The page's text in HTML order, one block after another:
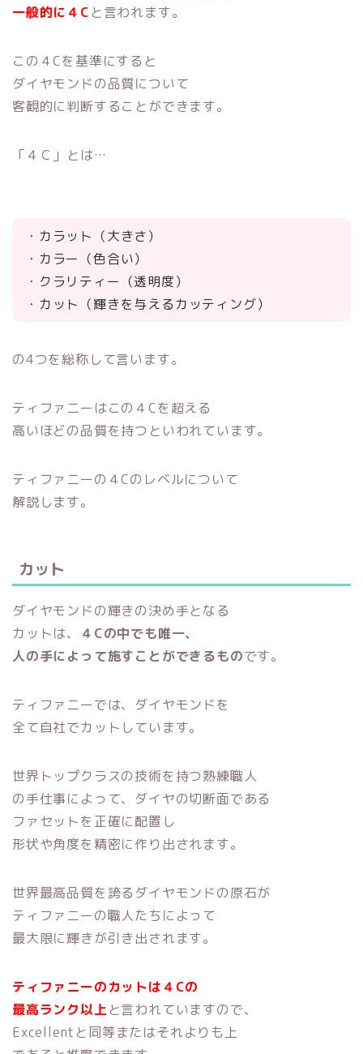
一般的に４C と言われます。
この４Cを基準にすると
ダイヤモンドの品質について
客観的に判断することができます。
「４Ｃ」とは…
・カラット（大きさ）
・カラー（色合い）
・クラリティー（透明度）
・カット（輝きを与えるカッティング）
の4つを総称して言います。
ティファニーはこの４Cを超える
高いほどの品質を持つといわれています。
ティファニーの４Cのレベルについて
解説します。
カット
ダイヤモンドの輝きの決め手となる
カットは、
４Cの中でも唯一、
人の手によって施すことができるものです。
ティファニーでは、ダイヤモンドを
全て自社でカットしています。
世界トップクラスの技術を持つ熟練職人
の手仕事によって、ダイヤの切断面である
ファセットを正確に配置し
形状や角度を精密に作り出されます。
世界最高品質を誇るダイヤモンドの原石が
ティファニーの職人たちによって
最大限に輝きが引き出されます。
ティファニーのカットは４Cの
最高ランク以上 と言われていますので、
Excellentと同等またはそれよりも上